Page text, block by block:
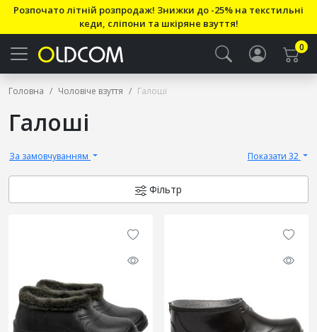
Розпочато літній розпродаж! Знижки до -25% на текстильні
кеди, сліпони та шкіряне взуття!
0
Головна Чоловіче взуття Галоші
Галоші
За замовчуванням Показати 32
Фільтр